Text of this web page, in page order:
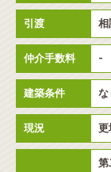
引渡 相
仲介手数料 -
建築条件 な
現況 更
第